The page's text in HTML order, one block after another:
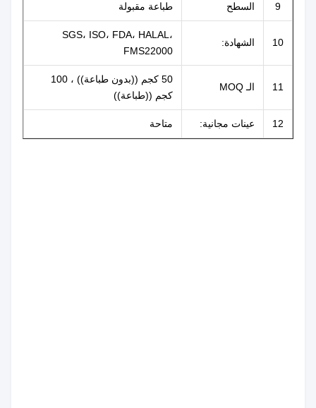
9 السطح طباعة مقبولة
10 الشهادة:
SGS، ISO، FDA، HALAL،
FMS22000
11 الـ MOQ
50 كجم ((بدون طباعة)) ، 100
كجم ((طباعة))
12 عينات مجانية: متاحة